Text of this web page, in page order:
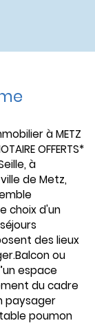
à METZ
OFFERTS*
à
de Metz,
choix d'un
des lieux
ou
espace
du cadre
paysager
poumon